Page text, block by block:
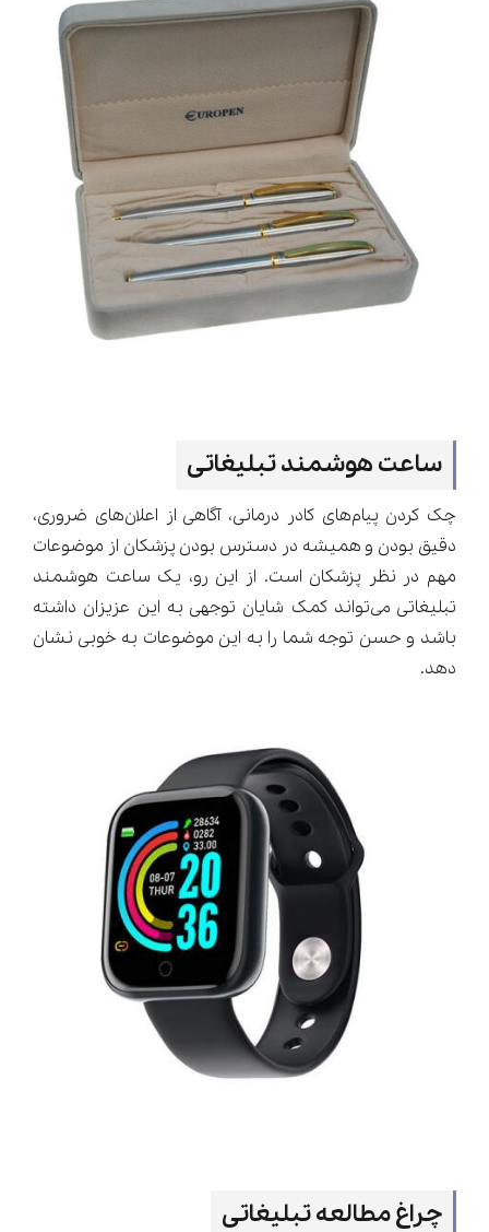
ساعت هوشمند تبلیغاتی
چک کردن پیام‌های کادر درمانی، آگاهی از اعلان‌های ضروری،
دقیق بودن و همیشه در دسترس بودن پزشکان از موضوعات
مهم در نظر پزشکان است. از این رو، یک ساعت هوشمند
تبلیغاتی می‌تواند کمک شایان توجهی به این عزیزان داشته
باشد و حسن توجه شما را به این موضوعات به خوبی نشان
دهد.
چراغ مطالعه تبلیغاتی